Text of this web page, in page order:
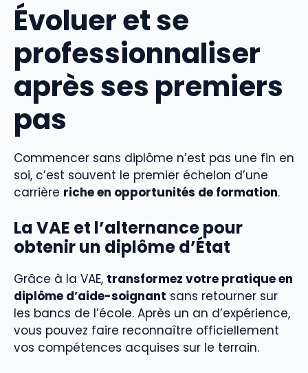
Évoluer et se
professionnaliser
après ses premiers
pas
Commencer sans diplôme n’est pas une fin en
soi, c’est souvent le premier échelon d’une
carrière riche en opportunités de formation.
La VAE et l’alternance pour
obtenir un diplôme d’État
Grâce à la VAE, transformez votre pratique en
diplôme d’aide-soignant sans retourner sur
les bancs de l’école. Après un an d’expérience,
vous pouvez faire reconnaître officiellement
vos compétences acquises sur le terrain.